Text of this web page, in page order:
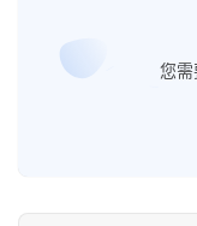
您